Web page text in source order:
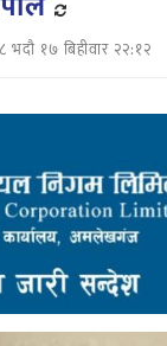
१७ बिहीवार २२:१२